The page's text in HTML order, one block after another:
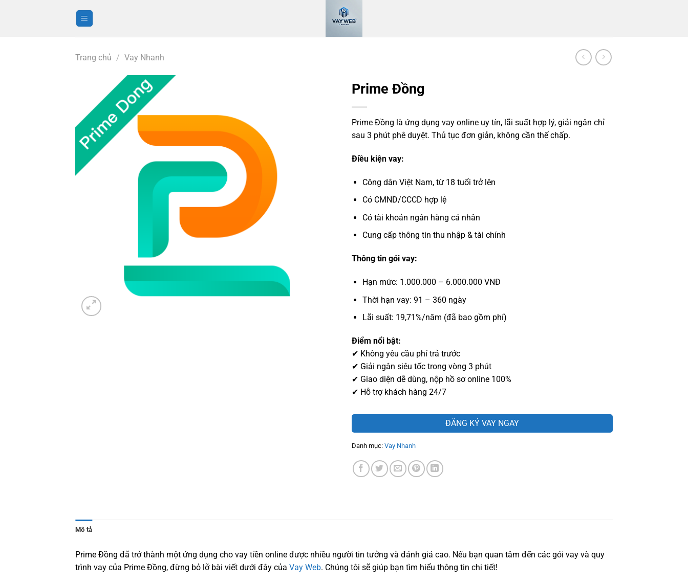
Trang chủ / Vay Nhanh
Prime Đồng
Prime Đồng là ứng dụng vay online uy tín, lãi suất hợp lý, giải ngân chỉ
sau 3 phút phê duyệt. Thủ tục đơn giản, không cần thế chấp.
Điều kiện vay:
Công dân Việt Nam, từ 18 tuổi trở lên
Có CMND/CCCD hợp lệ
Có tài khoản ngân hàng cá nhân
Cung cấp thông tin thu nhập & tài chính
Thông tin gói vay:
Hạn mức: 1.000.000 – 6.000.000 VNĐ
Thời hạn vay: 91 – 360 ngày
Lãi suất: 19,71%/năm (đã bao gồm phí)
Điểm nổi bật:
✔ Không yêu cầu phí trả trước
✔ Giải ngân siêu tốc trong vòng 3 phút
✔ Giao diện dễ dùng, nộp hồ sơ online 100%
✔ Hỗ trợ khách hàng 24/7
ĐĂNG KÝ VAY NGAY
Danh mục: Vay Nhanh
Mô tả
Prime Đồng đã trở thành một ứng dụng cho vay tiền online được nhiều người tin tưởng và đánh giá cao. Nếu bạn quan tâm đến các gói vay và quy
trình vay của Prime Đồng, đừng bỏ lỡ bài viết dưới đây của Vay Web. Chúng tôi sẽ giúp bạn tìm hiểu thông tin chi tiết!